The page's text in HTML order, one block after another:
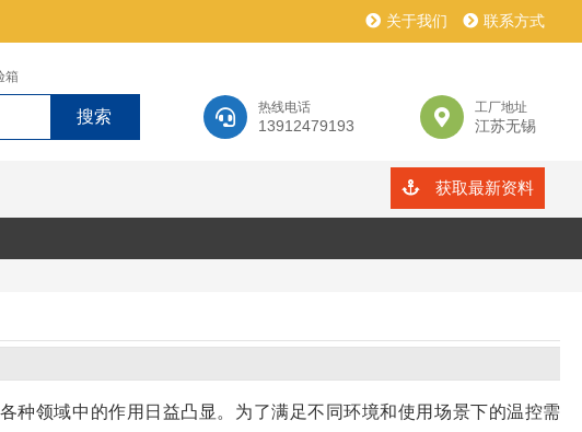
关于我们 联系方式
热线电话
13912479193
工厂地址
江苏无锡
箱
获取最新资料
种领域中的作用日益凸显。为了满足不同环境和使用场景下的温控需